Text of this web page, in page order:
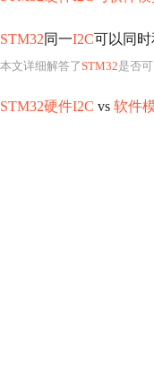
STM32同一I2C可以同
本文详细解答了STM32是否
STM32硬件I2C vs 软件